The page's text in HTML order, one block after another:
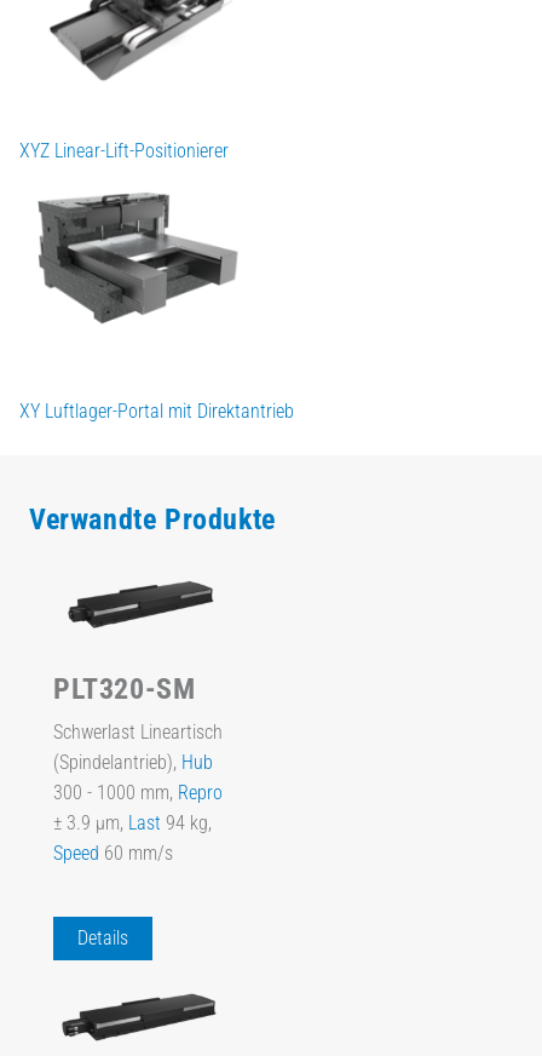
XYZ Linear-Lift-Positionierer
XY Luftlager-Portal mit Direktantrieb
Verwandte Produkte
PLT320-SM
Schwerlast Lineartisch
(Spindelantrieb), Hub
300 - 1000 mm, Repro
± 3.9 µm, Last 94 kg,
Speed 60 mm/s
Details